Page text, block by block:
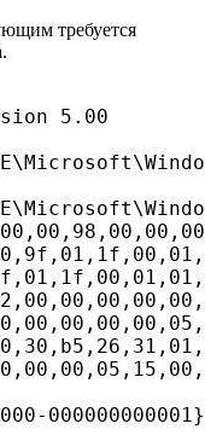
требуется
5.00